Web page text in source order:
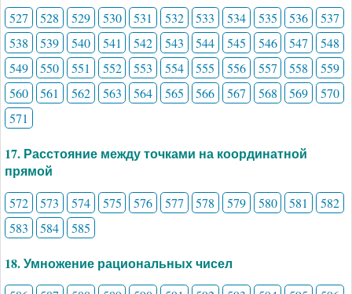
527 528 529 530 531 532 533 534 535 536
537
538
539 540 541 542 543 544 545 546 547
548
549
550 551 552 553 554 555 556 557 558
559
560
561 562 563 564 565 566 567 568 569
570
571
17. Расстояние между точками на координатной
прямой
572 573 574 575 576 577 578 579 580 581
582
583
584 585
18. Умножение рациональных чисел